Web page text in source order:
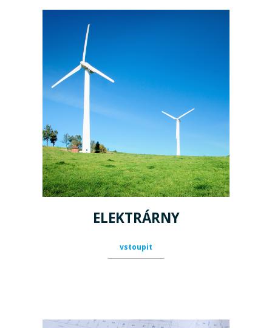
ELEKTRÁRNY
vstoupit